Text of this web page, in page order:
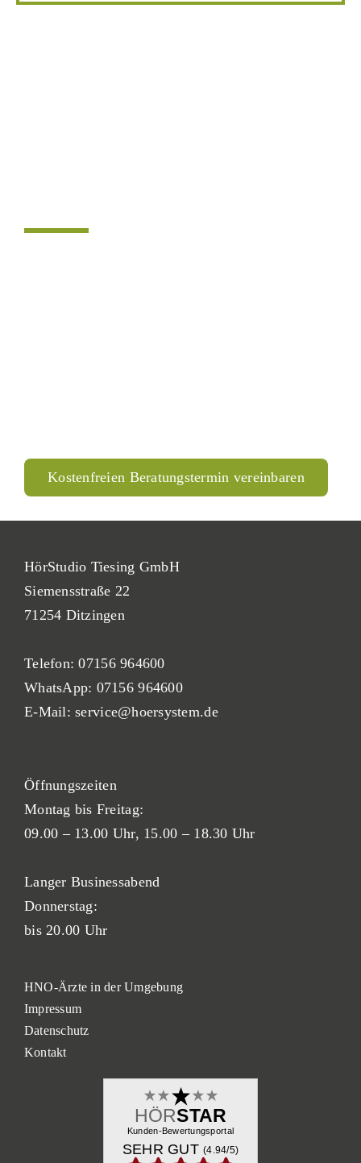
Kostenfreien Beratungstermin vereinbaren
HörStudio Tiesing GmbH
Siemensstraße 22
71254 Ditzingen
Telefon:07156 964600
WhatsApp: 07156 964600
E-Mail:service@hoersystem.de
Öffnungszeiten
Montag bis Freitag:
09.00 – 13.00 Uhr, 15.00 – 18.30 Uhr
Langer Businessabend
Donnerstag:
bis 20.00 Uhr
HNO-Ärzte in der Umgebung
Impressum
Datenschutz
Kontakt
HÖRSTAR
Kunden-Bewertungsportal
SEHR GUT (4.94/5)